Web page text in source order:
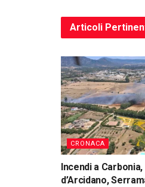
Articoli
CRONACA
Incendi a
d’Arcidano,